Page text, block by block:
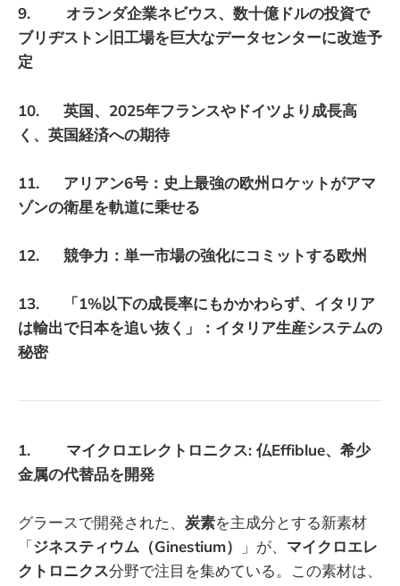
9. オランダ企業ネビウス、数十億ドルの投資で
ブリヂストン旧工場を巨大なデータセンターに改造予
定
10. 英国、2025年フランスやドイツより成長高
く、英国経済への期待
11. アリアン6号：史上最強の欧州ロケットがアマ
ゾンの衛星を軌道に乗せる
12. 競争力：単一市場の強化にコミットする欧州
13. 「1%以下の成長率にもかかわらず、イタリア
は輸出で日本を追い抜く」：イタリア生産システムの
秘密
1. マイクロエレクトロニクス: 仏Effiblue、希少
金属の代替品を開発
グラースで開発された、 炭素を主成分とする新素材
「ジネスティウム（Ginestium） 」が、 マイクロエレ
クトロニクス分野で注目を集めている。この素材は、